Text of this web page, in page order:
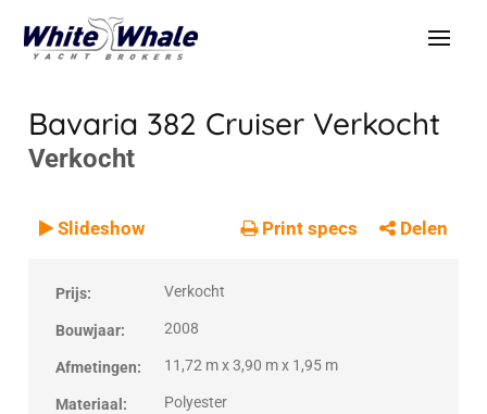
Bavaria 382 Cruiser Verkocht
Verkocht
VERKOCHT
Verkocht
Slideshow Print specs Delen
Prijs: Verkocht
Bouwjaar: 2008
Afmetingen: 11,72 m x 3,90 m x 1,95 m
Materiaal: Polyester